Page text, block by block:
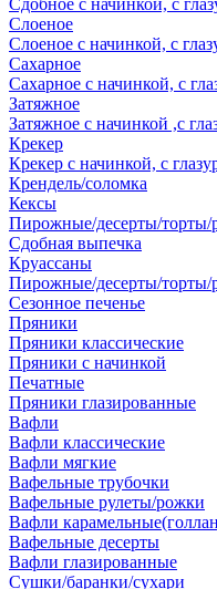
Сдобное с начинкой, с
Слоеное
Слоеное с начинкой, с
Сахарное
Сахарное с начинкой, с
Затяжное
Затяжное с начинкой ,с
Крекер
Крекер с начинкой, с
Крендель/соломка
Кексы
Пирожные/десерты/торты/
Сдобная выпечка
Круассаны
Пирожные/десерты/торты/
Сезонное печенье
Пряники
Пряники классические
Пряники с начинкой
Печатные
Пряники глазированные
Вафли
Вафли классические
Вафли мягкие
Вафельные трубочки
Вафельные рулеты/рожки
Вафли
Вафельные десерты
Вафли глазированные
Сушки/баранки/сухари